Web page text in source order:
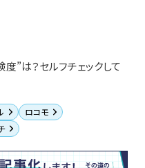
”は？セルフチェックして
ロコモ